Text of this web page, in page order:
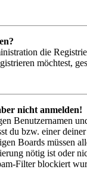
die
möchtest,
nicht anmelden!
Benutzernamen
du bzw. einer
Boards müssen
nötig ist oder
Filter blockiert